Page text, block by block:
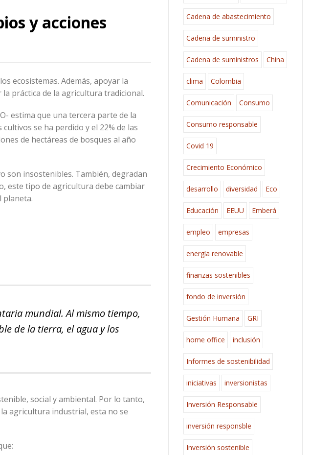
y acciones
ecosistemas. Además, apoyar la
práctica de la agricultura tradicional.
estima que una tercera parte de la
se ha perdido y el 22% de las
de hectáreas de bosques al año
son insostenibles. También, degradan
este tipo de agricultura debe cambiar
planeta.
mundial. Al mismo tiempo,
de la tierra, el agua y los
social y ambiental. Por lo tanto,
agricultura industrial, esta no se
Cadena de abastecimiento
Cadena de suministro
Cadena de suministros China
clima Colombia
Comunicación Consumo
Consumo responsable
Covid 19
Crecimiento Económico
desarrollo diversidad Eco
Educación EEUU Emberá
empleo empresas
energía renovable
finanzas sostenibles
fondo de inversión
Gestión Humana GRI
home office inclusión
Informes de sostenibilidad
iniciativas inversionistas
Inversión Responsable
inversión responsble
Inversión sostenible